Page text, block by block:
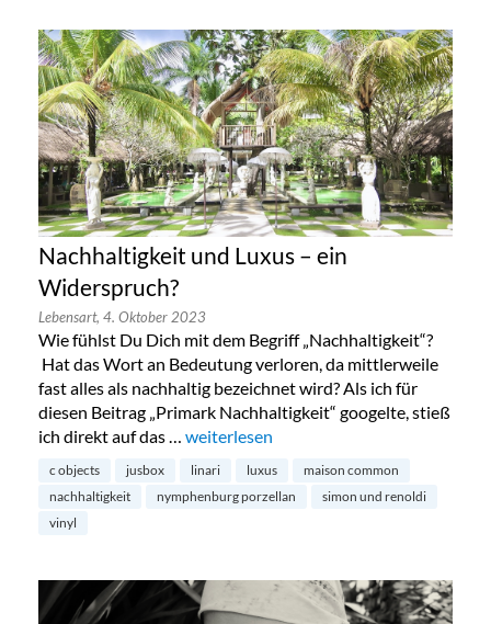
Nachhaltigkeit und Luxus – ein
Widerspruch?
Lebensart, 4. Oktober 2023
Wie fühlst Du Dich mit dem Begriff „Nachhaltigkeit“?
Hat das Wort an Bedeutung verloren, da mittlerweile
fast alles als nachhaltig bezeichnet wird? Als ich für
diesen Beitrag „Primark Nachhaltigkeit“ googelte, stieß
ich direkt auf das … „Nachhaltigkeit und Luxus – ein
weiterlesen
c objects jusbox linari luxus
maison common
nachhaltigkeit
nymphenburg porzellan
simon und renoldi
vinyl